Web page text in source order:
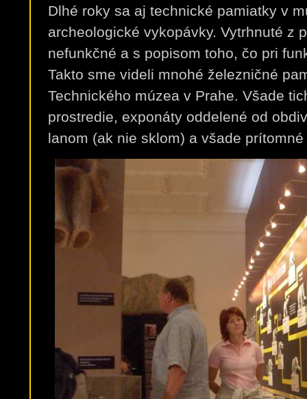
Dlhé roky sa aj technické pamiatky v
archeologické vykopávky. Vytrhnuté z
nefunkčné a s popisom toho, čo pri
Takto sme videli mnohé železničné
Technického múzea v Prahe. Všade
prostredie, exponáty oddelené od
lanom (ak nie sklom) a všade